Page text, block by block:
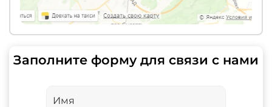
Заполните форму для связи с нами